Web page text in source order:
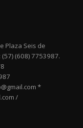
Plaza Seis de
(608) 7753987.
*
/